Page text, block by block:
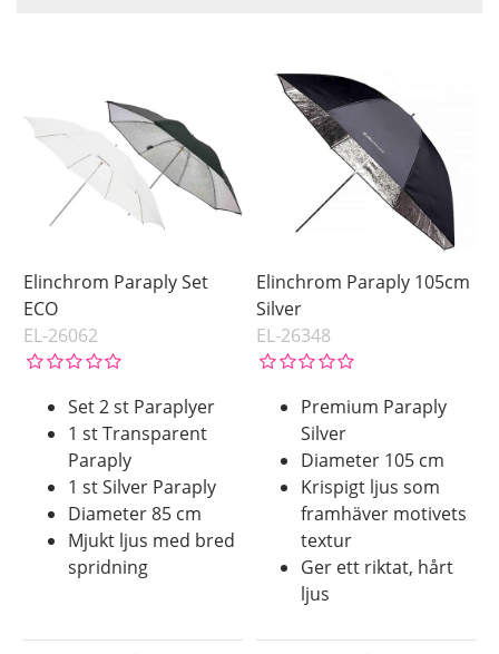
Transparent
White
105 cm
125 cm
Saldo
I lager Elinchrom
Elinchrom Paraply Set
ECO
EL-26062
Set 2 st Paraplyer
1 st Transparent
Paraply
1 st Silver Paraply
Diameter 85 cm
Mjukt ljus med bred
spridning
Elinchrom Paraply 105cm
Silver
EL-26348
Premium Paraply
Silver
Diameter 105 cm
Krispigt ljus som
framhäver motivets
textur
Ger ett riktat, hårt
ljus